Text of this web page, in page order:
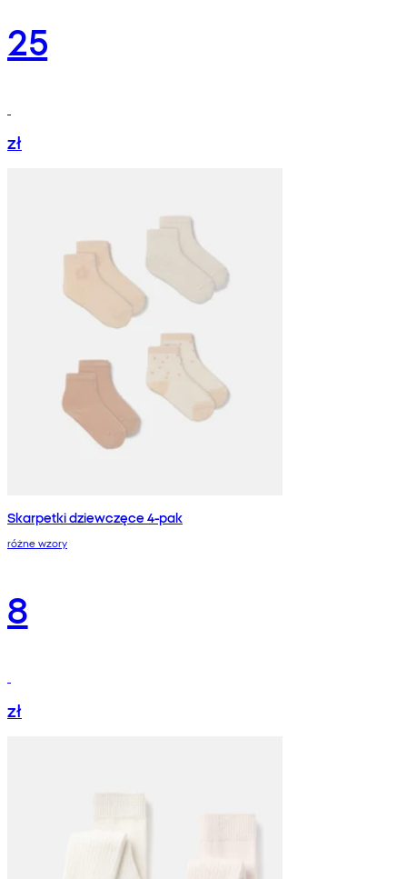
25
zł
Skarpetki dziewczęce 4-pak
różne wzory
8
zł